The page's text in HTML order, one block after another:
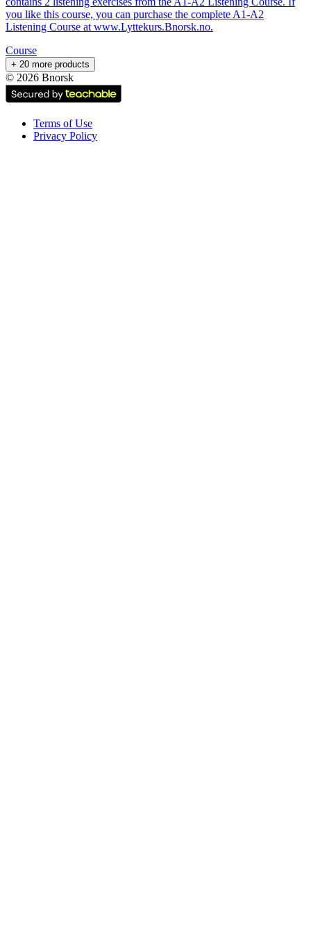
you like this course, you can purchase the complete A1-A2
Listening Course at www.Lyttekurs.Bnorsk.no.
Course
+ 20 more products
© 2026 Bnorsk
Terms of Use
Privacy Policy